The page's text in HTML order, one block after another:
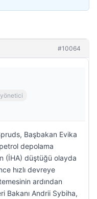
#10064
Başbakan Evika
depolama
(İHA) düştüğü olayda
hızlı devreye
ardından
Bakanı Andrii Sybiha,